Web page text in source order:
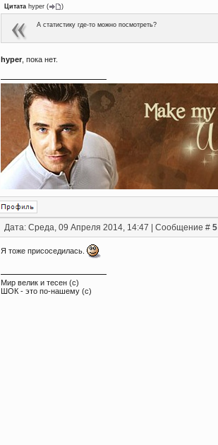
Цитата hyper ( )
А статистику где-то можно посмотреть?
hyper , пока нет.
Дата: Среда, 09 Апреля 2014, 14:47 | Сообщение # 5
Я тоже присоседилась.
Мир велик и тесен (с)
ШОК - это по-нашему (с)